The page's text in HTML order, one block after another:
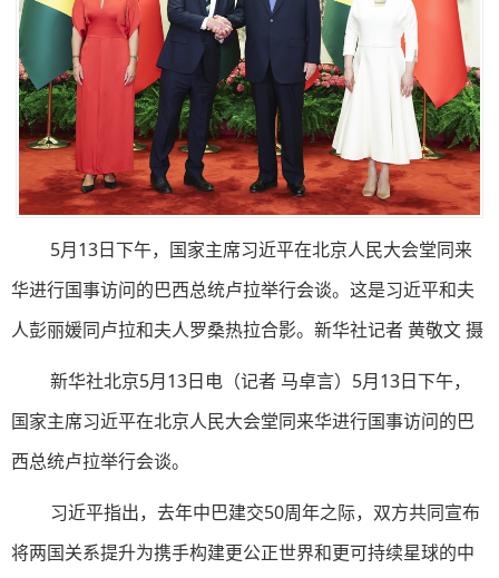
5月13日下午，国家主席习近平在北京人民大会堂同来
华进行国事访问的巴西总统卢拉举行会谈。这是习近平和夫
人彭丽媛同卢拉和夫人罗桑热拉合影。新华社记者 黄敬文 摄
新华社北京5月13日电（记者 马卓言）5月13日下午，
国家主席习近平在北京人民大会堂同来华进行国事访问的巴
西总统卢拉举行会谈。
习近平指出，去年中巴建交50周年之际，双方共同宣布
将两国关系提升为携手构建更公正世界和更可持续星球的中